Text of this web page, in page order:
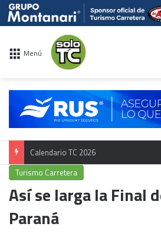
Menú
Calendario TC 2026
Turismo Carretera
Así se larga la Final
Paraná